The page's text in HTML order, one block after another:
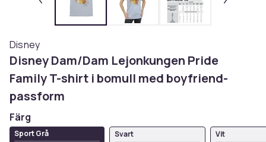
Disney
Disney Dam/Dam Lejonkungen Pride
Family T-shirt i bomull med boyfriend-
passform
Färg
Sport Grå
Svart
Vit